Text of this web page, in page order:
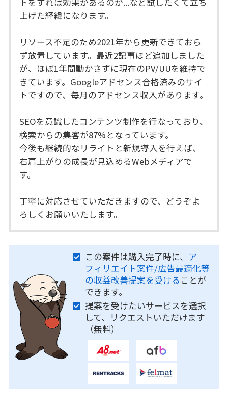
上げた経緯になります。
リソース不足のため2021年から更新できておら
ず放置しています。最近2記事ほど追加しました
が、ほぼ1年間動かさずに現在のPV/UUを維持で
きています。Googleアドセンス合格済みのサイ
トですので、毎月のアドセンス収入があります。
SEOを意識したコンテンツ制作を行なっており、
検索からの集客が87%となっています。
今後も継続的なリライトと新規導入を行えば、
右肩上がりの成長が見込めるWebメディアで
す。
丁寧に対応させていただきますので、どうぞよ
ろしくお願いいたします。
この案件は購入完了時に、 ア
フィリエイト案件/広告最適化等
の収益改善提案を受ける ことが
できます。
提案を受けたいサービスを選択
して、リクエストいただけます
（無料）